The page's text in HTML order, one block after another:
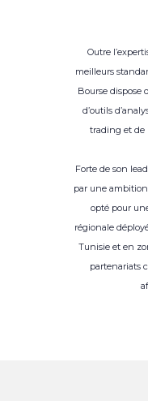
Outre
meilleurs
Bourse dispose
d’outils
trading et de
Forte de son
par une
opté pour
régionale
Tunisie et en
partenariats